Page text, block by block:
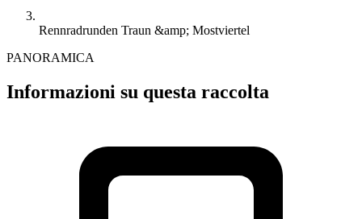
Rennradrunden Traun &amp; Mostviertel
PANORAMICA
Informazioni su questa raccolta